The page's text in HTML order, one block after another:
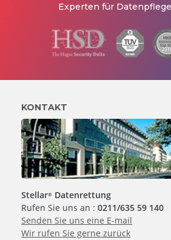
Experten für
KONTAKT
Stellar® Datenrettung
Rufen Sie uns an :0211/635 59 140
Senden Sie uns eine E-mail
Wir rufen Sie gerne zurück